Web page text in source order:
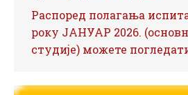
Распоред полагања
року ЈАНУАР 2026.
студије) можете